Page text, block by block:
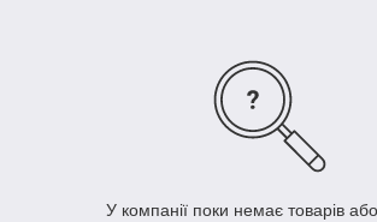
У компанії поки немає товарів